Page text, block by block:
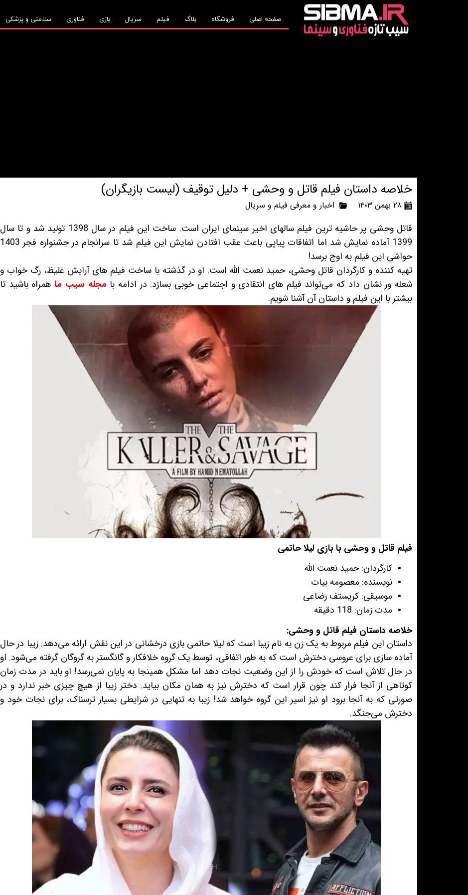
صفحه اصلی فروشگاه بلاگ فیلم سریال بازی فناوری سلامتی و پزشکی
خلاصه داستان فیلم قاتل و وحشی + دلیل توقیف (لیست بازیگران)
۲۸ بهمن ۱۴۰۳ اخبار و معرفی فیلم و سریال
قاتل وحشی پر حاشیه ترین فیلم سالهای اخیر سینمای ایران است. ساخت این فیلم در سال 1398 تولید شد و تا سال
1399 آماده نمایش شد اما اتفاقات پیاپی باعث عقب افتادن نمایش این فیلم شد تا سرانجام در جشنواره فجر 1403
حواشی این فیلم به اوج برسد!
تهیه کننده و کارگردان قاتل وحشی، حمید نعمت الله است. او در گذشته با ساخت فیلم های آرایش غلیظ، رگ خواب و
شعله ور نشان داد که می‌تواند فیلم های انتقادی و اجتماعی خوبی بسازد. در ادامه با مجله سیب ماهمراه باشید تا
بیشتر با این فیلم و داستان آن آشنا شویم.
فیلم قاتل و وحشی با بازی لیلا حاتمی
کارگردان: حمید نعمت الله
نویسنده: معصومه بیات
موسیقی: کریستف رضاعی
مدت زمان: 118 دقیقه
خلاصه داستان فیلم قاتل و وحشی:
داستان این فیلم مربوط به یک زن به نام زیبا است که لیلا حاتمی بازی درخشانی در این نقش ارائه می‌دهد. زیبا در حال
آماده سازی برای عروسی دخترش است که به طور اتفاقی، توسط یک گروه خلافکار و گانگستر به گروگان گرفته می‌شود. او
در حال تلاش است که خودش را از این وضعیت نجات دهد اما مشکل همینجا به پایان نمی‌رسد! او باید در مدت زمان
کوتاهی از آنجا فرار کند چون قرار است که دخترش نیز به همان مکان بیاید. دختر زیبا از هیچ چیزی خبر ندارد و در
صورتی که به آنجا برود او نیز اسیر این گروه خواهد شد! زیبا به تنهایی در شرایطی بسیار ترسناک، برای نجات خود و
دخترش می‌جنگد.